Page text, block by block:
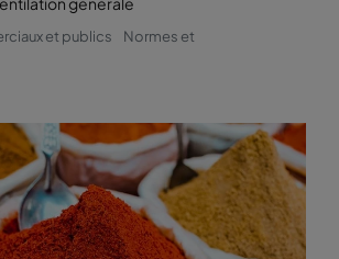
et publics
Normes et